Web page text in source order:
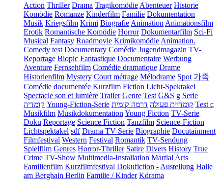
Action Thriller Drama Tragikomödie Abenteuer Historie
Komödie Romanze Kinderfilm Familie Dokumentation
Musik Kriegsfilm Krimi Biografie Animation Animationsfilm
Erotik Romantische Komödie Horror Dokumentarfilm Sci-Fi
Musical Fantasy Roadmovie Krimikomödie Animation.
Comedy test Documentary Comédie Jugendmagazin TV-
Reportage Biopic Fantastique Documentaire Werbung
Aventure Fernsehfilm Comédie dramatique Drame
Historienfilm Mystery Court métrage Mélodrame Spot 가족
Comédie documentée Kurzfilm Fiction Licht-Spektakel
Spectacle son et lumière Trailer Genre Test G&S g Serie
קומדיה Young-Fiction-Serie קומדיית פעולה דרמה קומית
Test c
Musikfilm Musikdokumentation Young Fiction TV-Serie
Doku Reportage Science Fiction Tanzfilm Science-Fiction
Lichtspektakel sdf Drama TV-Serie Biographie Docutainment
Filmfestival Western Festival Romantik TV-Sendung
Spielfilm Genres Horror-Thriller Satire Divers History True
Crime TV-Show Multimedia-Installation Martial Arts
Familienfilm Kurzfilmfestival Dokufiction - Austellung Halle
am Berghain Berlin Familie / Kinder Kdrama